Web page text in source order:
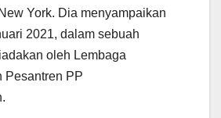
York. Dia menyampaikan
2021, dalam sebuah
oleh Lembaga
Pesantren PP